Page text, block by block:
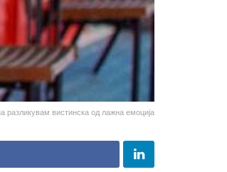
разликувам вистинска од лажна емоција